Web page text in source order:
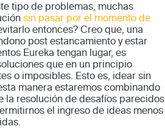
tipo de problemas, muchas
sin pasar por el momento de
entonces? Creo que, una
post estancamiento y estar
Eureka tengan lugar, es
que en un principio
o imposibles. Esto es, idear sin
manera estaremos combinando
la resolución de desafíos parecidos
el ingreso de ideas menos